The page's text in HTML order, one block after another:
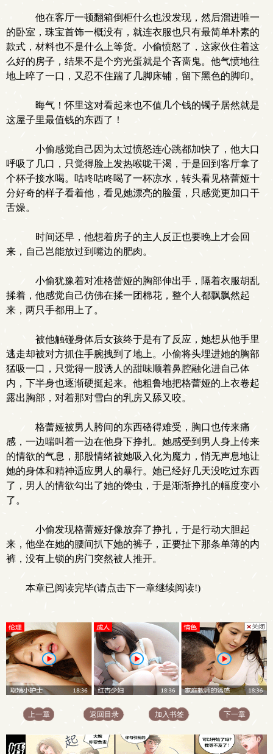
他在客厅一顿翻箱倒柜什么也没发现，然后溜进唯一
的卧室，珠宝首饰一概没有，就连衣服也只有最简单朴素的
款式，材料也不是什么上等货。小偷愤怒了，这家伙住着这
么好的房子，结果不是个穷光蛋就是个吝啬鬼。他气愤地往
地上啐了一口，又忍不住踹了几脚床铺，留下黑色的脚印。
晦气！怀里这对看起来也不值几个钱的镯子居然就是
这屋子里最值钱的东西了！
小偷感觉自己因为太过愤怒连心跳都加快了，他大口
呼吸了几口，只觉得脸上发热喉咙干渴，于是回到客厅拿了
个杯子接水喝。咕咚咕咚喝了一杯凉水，转头看见格蕾娅十
分好奇的样子看着他，看见她漂亮的脸蛋，只感觉更加口干
舌燥。
时间还早，他想着房子的主人反正也要晚上才会回
来，自己岂能放过到嘴边的肥肉。
小偷犹豫着对准格蕾娅的胸部伸出手，隔着衣服胡乱
揉着，他感觉自己仿佛在揉一团棉花，整个人都飘飘然起
来，两只手都用上了。
被他触碰身体后女孩终于是有了反应，她想从他手里
逃走却被对方抓住手腕拽到了地上。小偷将头埋进她的胸部
猛吸一口，只觉得一股诱人的甜味顺着鼻腔融化进自己体
内，下半身也逐渐硬挺起来。他粗鲁地把格蕾娅的上衣卷起
露出胸部，对着那对雪白的乳房又舔又咬。
格蕾娅被男人胯间的东西硌得难受，胸口也传来痛
感，一边喘叫着一边在他身下挣扎。她感受到男人身上传来
的情欲的气息，那股情绪被她吸入化为魔力，悄无声息地让
她的身体和精神适应男人的暴行。她已经好几天没吃过东西
了，男人的情欲勾出了她的馋虫，于是渐渐挣扎的幅度变小
了。
小偷发现格蕾娅好像放弃了挣扎，于是行动大胆起
来，他坐在她的腰间扒下她的裤子，正要扯下那条单薄的内
裤，没有上锁的房门突然被人推开。
本章已阅读完毕(请点击下一章继续阅读!)
上一章 返回目录 加入书签 下一章